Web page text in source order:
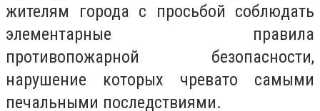
жителям города с просьбой соблюдать
элементарные правила
противопожарной безопасности,
нарушение которых чревато самыми
печальными последствиями.